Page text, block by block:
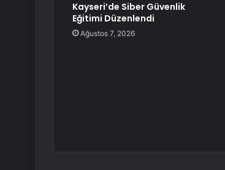
Kayseri’de Siber Güvenlik
Eğitimi Düzenlendi
Ağustos 7, 2026